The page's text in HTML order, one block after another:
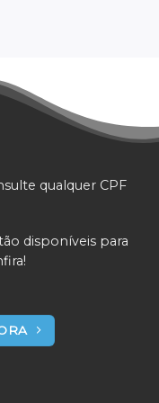
qualquer CPF
disponíveis para